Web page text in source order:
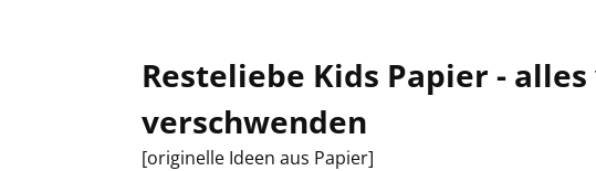
Resteliebe Kids Papier -
verschwenden
[originelle Ideen aus Papier]